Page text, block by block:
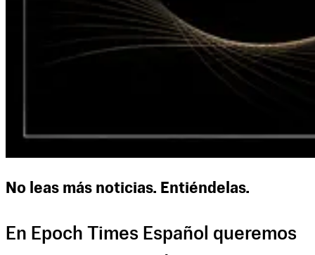
No leas más noticias. Entiéndelas.
En Epoch Times Español queremos